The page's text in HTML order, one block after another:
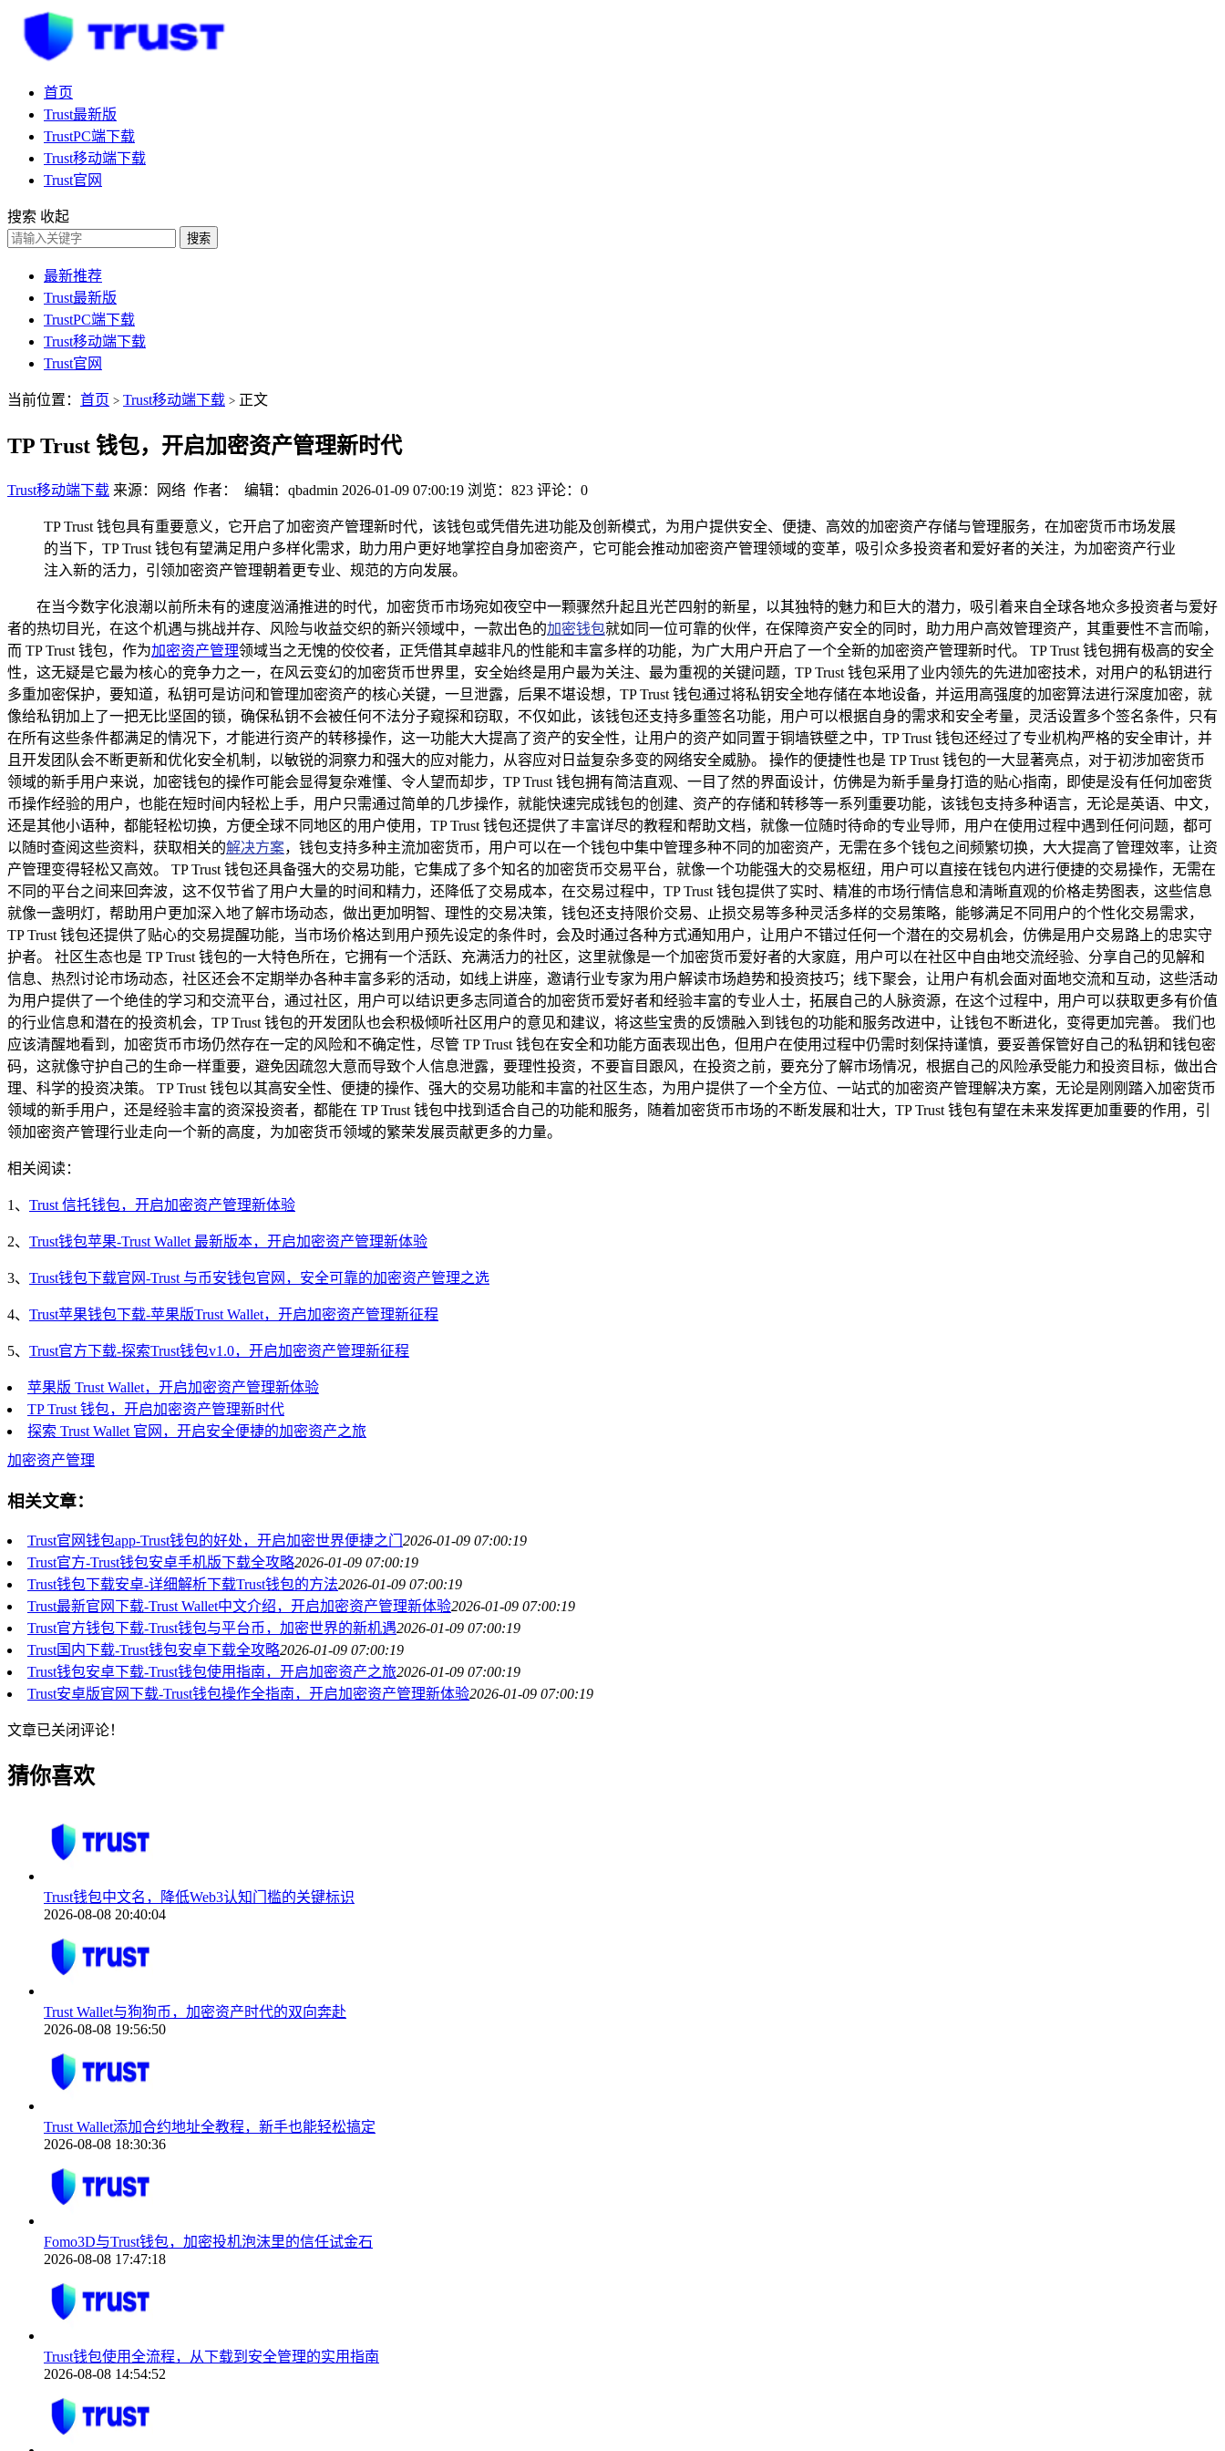
首页
Trust最新版
TrustPC端下载
Trust移动端下载
Trust官网
搜索 收起
搜索
最新推荐
Trust最新版
TrustPC端下载
Trust移动端下载
Trust官网
当前位置： 首页 > Trust移动端下载 > 正文
TP Trust 钱包，开启加密资产管理新时代
Trust移动端下载 来源：网络 作者： 编辑：qbadmin 2026-01-09 07:00:19 浏览：823 评论：0
TP Trust 钱包具有重要意义，它开启了加密资产管理新时代，该钱包或凭借先进功能及创新模式，为用户提供安全、便捷、高效的加密资产存储与管理服务，在加密货币市场发展
的当下，TP Trust 钱包有望满足用户多样化需求，助力用户更好地掌控自身加密资产，它可能会推动加密资产管理领域的变革，吸引众多投资者和爱好者的关注，为加密资产行业
注入新的活力，引领加密资产管理朝着更专业、规范的方向发展。
在当今数字化浪潮以前所未有的速度汹涌推进的时代，加密货币市场宛如夜空中一颗骤然升起且光芒四射的新星，以其独特的魅力和巨大的潜力，吸引着来自全球各地众多投资者与爱好
者的热切目光，在这个机遇与挑战并存、风险与收益交织的新兴领域中，一款出色的加密钱包就如同一位可靠的伙伴，在保障资产安全的同时，助力用户高效管理资产，其重要性不言而喻，
而 TP Trust 钱包，作为加密资产管理领域当之无愧的佼佼者，正凭借其卓越非凡的性能和丰富多样的功能，为广大用户开启了一个全新的加密资产管理新时代。 TP Trust 钱包拥有极高的安全
性，这无疑是它最为核心的竞争力之一，在风云变幻的加密货币世界里，安全始终是用户最为关注、最为重视的关键问题，TP Trust 钱包采用了业内领先的先进加密技术，对用户的私钥进行
多重加密保护，要知道，私钥可是访问和管理加密资产的核心关键，一旦泄露，后果不堪设想，TP Trust 钱包通过将私钥安全地存储在本地设备，并运用高强度的加密算法进行深度加密，就
像给私钥加上了一把无比坚固的锁，确保私钥不会被任何不法分子窥探和窃取，不仅如此，该钱包还支持多重签名功能，用户可以根据自身的需求和安全考量，灵活设置多个签名条件，只有
在所有这些条件都满足的情况下，才能进行资产的转移操作，这一功能大大提高了资产的安全性，让用户的资产如同置于铜墙铁壁之中，TP Trust 钱包还经过了专业机构严格的安全审计，并
且开发团队会不断更新和优化安全机制，以敏锐的洞察力和强大的应对能力，从容应对日益复杂多变的网络安全威胁。 操作的便捷性也是 TP Trust 钱包的一大显著亮点，对于初涉加密货币
领域的新手用户来说，加密钱包的操作可能会显得复杂难懂、令人望而却步，TP Trust 钱包拥有简洁直观、一目了然的界面设计，仿佛是为新手量身打造的贴心指南，即使是没有任何加密货
币操作经验的用户，也能在短时间内轻松上手，用户只需通过简单的几步操作，就能快速完成钱包的创建、资产的存储和转移等一系列重要功能，该钱包支持多种语言，无论是英语、中文，
还是其他小语种，都能轻松切换，方便全球不同地区的用户使用，TP Trust 钱包还提供了丰富详尽的教程和帮助文档，就像一位随时待命的专业导师，用户在使用过程中遇到任何问题，都可
以随时查阅这些资料，获取相关的解决方案，钱包支持多种主流加密货币，用户可以在一个钱包中集中管理多种不同的加密资产，无需在多个钱包之间频繁切换，大大提高了管理效率，让资
产管理变得轻松又高效。 TP Trust 钱包还具备强大的交易功能，它集成了多个知名的加密货币交易平台，就像一个功能强大的交易枢纽，用户可以直接在钱包内进行便捷的交易操作，无需在
不同的平台之间来回奔波，这不仅节省了用户大量的时间和精力，还降低了交易成本，在交易过程中，TP Trust 钱包提供了实时、精准的市场行情信息和清晰直观的价格走势图表，这些信息
就像一盏明灯，帮助用户更加深入地了解市场动态，做出更加明智、理性的交易决策，钱包还支持限价交易、止损交易等多种灵活多样的交易策略，能够满足不同用户的个性化交易需求，
TP Trust 钱包还提供了贴心的交易提醒功能，当市场价格达到用户预先设定的条件时，会及时通过各种方式通知用户，让用户不错过任何一个潜在的交易机会，仿佛是用户交易路上的忠实守
护者。 社区生态也是 TP Trust 钱包的一大特色所在，它拥有一个活跃、充满活力的社区，这里就像是一个加密货币爱好者的大家庭，用户可以在社区中自由地交流经验、分享自己的见解和
信息、热烈讨论市场动态，社区还会不定期举办各种丰富多彩的活动，如线上讲座，邀请行业专家为用户解读市场趋势和投资技巧；线下聚会，让用户有机会面对面地交流和互动，这些活动
为用户提供了一个绝佳的学习和交流平台，通过社区，用户可以结识更多志同道合的加密货币爱好者和经验丰富的专业人士，拓展自己的人脉资源，在这个过程中，用户可以获取更多有价值
的行业信息和潜在的投资机会，TP Trust 钱包的开发团队也会积极倾听社区用户的意见和建议，将这些宝贵的反馈融入到钱包的功能和服务改进中，让钱包不断进化，变得更加完善。 我们也
应该清醒地看到，加密货币市场仍然存在一定的风险和不确定性，尽管 TP Trust 钱包在安全和功能方面表现出色，但用户在使用过程中仍需时刻保持谨慎，要妥善保管好自己的私钥和钱包密
码，这就像守护自己的生命一样重要，避免因疏忽大意而导致个人信息泄露，要理性投资，不要盲目跟风，在投资之前，要充分了解市场情况，根据自己的风险承受能力和投资目标，做出合
理、科学的投资决策。 TP Trust 钱包以其高安全性、便捷的操作、强大的交易功能和丰富的社区生态，为用户提供了一个全方位、一站式的加密资产管理解决方案，无论是刚刚踏入加密货币
领域的新手用户，还是经验丰富的资深投资者，都能在 TP Trust 钱包中找到适合自己的功能和服务，随着加密货币市场的不断发展和壮大，TP Trust 钱包有望在未来发挥更加重要的作用，引
领加密资产管理行业走向一个新的高度，为加密货币领域的繁荣发展贡献更多的力量。
相关阅读：
1、 Trust 信托钱包，开启加密资产管理新体验
2、 Trust钱包苹果-Trust Wallet 最新版本，开启加密资产管理新体验
3、 Trust钱包下载官网-Trust 与币安钱包官网，安全可靠的加密资产管理之选
4、 Trust苹果钱包下载-苹果版Trust Wallet，开启加密资产管理新征程
5、 Trust官方下载-探索Trust钱包v1.0，开启加密资产管理新征程
苹果版 Trust Wallet，开启加密资产管理新体验
TP Trust 钱包，开启加密资产管理新时代
探索 Trust Wallet 官网，开启安全便捷的加密资产之旅
加密资产管理
相关文章：
Trust官网钱包app-Trust钱包的好处，开启加密世界便捷之门 2026-01-09 07:00:19
Trust官方-Trust钱包安卓手机版下载全攻略2026-01-09 07:00:19
Trust钱包下载安卓-详细解析下载Trust钱包的方法2026-01-09 07:00:19
Trust最新官网下载-Trust Wallet中文介绍，开启加密资产管理新体验2026-01-09 07:00:19
Trust官方钱包下载-Trust钱包与平台币，加密世界的新机遇2026-01-09 07:00:19
Trust国内下载-Trust钱包安卓下载全攻略2026-01-09 07:00:19
Trust钱包安卓下载-Trust钱包使用指南，开启加密资产之旅2026-01-09 07:00:19
Trust安卓版官网下载-Trust钱包操作全指南，开启加密资产管理新体验2026-01-09 07:00:19
文章已关闭评论！
猜你喜欢
Trust钱包中文名，降低Web3认知门槛的关键标识
2026-08-08 20:40:04
Trust Wallet与狗狗币，加密资产时代的双向奔赴
2026-08-08 19:56:50
Trust Wallet添加合约地址全教程，新手也能轻松搞定
2026-08-08 18:30:36
Fomo3D与Trust钱包，加密投机泡沫里的信任试金石
2026-08-08 17:47:18
Trust钱包使用全流程，从下载到安全管理的实用指南
2026-08-08 14:54:52